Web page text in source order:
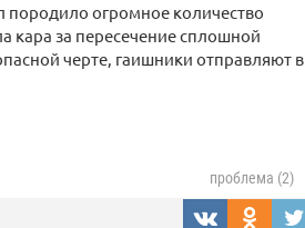
породило огромное количество
кара за пересечение сплошной
черте, гаишники отправляют в
проблема (2)